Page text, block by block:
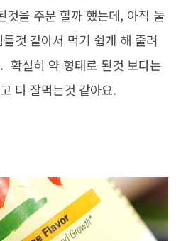
것을 주문 할까 했는데, 아직 둘
것 같아서 먹기 쉽게 해 줄려
확실히 약 형태로 된것 보다는
더 잘먹는것 같아요.